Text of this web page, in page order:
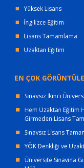
Yüksek Lisans
İngilizce Eğitim
Lisans Tamamlama
Uzaktan Eğitim
EN ÇOK
Sınavsız İkinci
Hem Uzaktan Eğitim
Girmeden Lisans
Sınavsız Lisans
YÖK Denkliği ve
Üniversite Sınavına